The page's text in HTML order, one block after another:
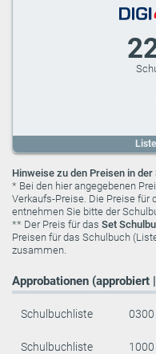
Hinweise zu den Preisen in
* Bei den hier angegebenen
Verkaufs-Preise. Die Preise
entnehmen Sie bitte der
** Der Preis für das Set
Preisen für das Schulbuch
zusammen.
Approbationen (approbiert
Schulbuchliste
Schulbuchliste